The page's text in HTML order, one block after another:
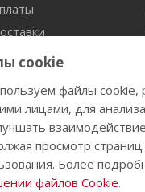
товар
офертой.
cookie
файлы cookie,
лицами, для
просмотр
Более
файлов Cookie.